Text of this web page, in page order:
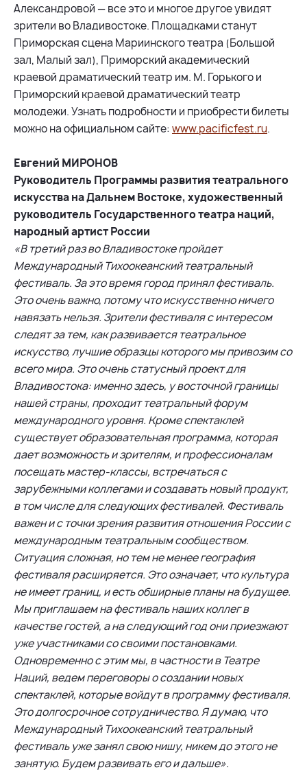
Александровой — все это и многое другое увидят
зрители во Владивостоке. Площадками станут
Приморская сцена Мариинского театра (Большой
зал, Малый зал), Приморский академический
краевой драматический театр им. М. Горького и
Приморский краевой драматический театр
молодежи. Узнать подробности и приобрести билеты
можно на официальном сайте: www.pacificfest.ru.
Евгений МИРОНОВ
Руководитель Программы развития театрального
искусства на Дальнем Востоке, художественный
руководитель Государственного театра наций,
народный артист России
«В третий раз во Владивостоке пройдет
Международный Тихоокеанский театральный
фестиваль. За это время город принял фестиваль.
Это очень важно, потому что искусственно ничего
навязать нельзя. Зрители фестиваля с интересом
следят за тем, как развивается театральное
искусство, лучшие образцы которого мы привозим со
всего мира. Это очень статусный проект для
Владивостока: именно здесь, у восточной границы
нашей страны, проходит театральный форум
международного уровня. Кроме спектаклей
существует образовательная программа, которая
дает возможность и зрителям, и профессионалам
посещать мастер-классы, встречаться с
зарубежными коллегами и создавать новый продукт,
в том числе для следующих фестивалей. Фестиваль
важен и с точки зрения развития отношения России с
международным театральным сообществом.
Ситуация сложная, но тем не менее география
фестиваля расширяется. Это означает, что культура
не имеет границ, и есть обширные планы на будущее.
Мы приглашаем на фестиваль наших коллег в
качестве гостей, а на следующий год они приезжают
уже участниками со своими постановками.
Одновременно с этим мы, в частности в Театре
Наций, ведем переговоры о создании новых
спектаклей, которые войдут в программу фестиваля.
Это долгосрочное сотрудничество. Я думаю, что
Международный Тихоокеанский театральный
фестиваль уже занял свою нишу, никем до этого не
занятую. Будем развивать его и дальше».